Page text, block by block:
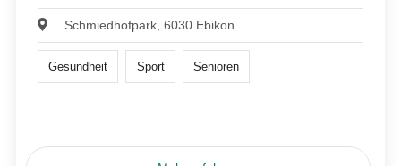
Schmiedhofpark, 6030 Ebikon
Gesundheit Sport Senioren